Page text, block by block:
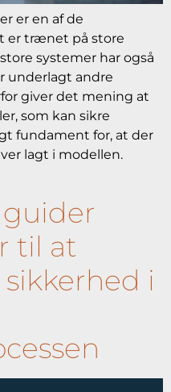
er en af de
er trænet på store
systemer har også
underlagt andre
giver det mening at
som kan sikre
fundament for, at der
lagt i modellen.
guider
til at
i